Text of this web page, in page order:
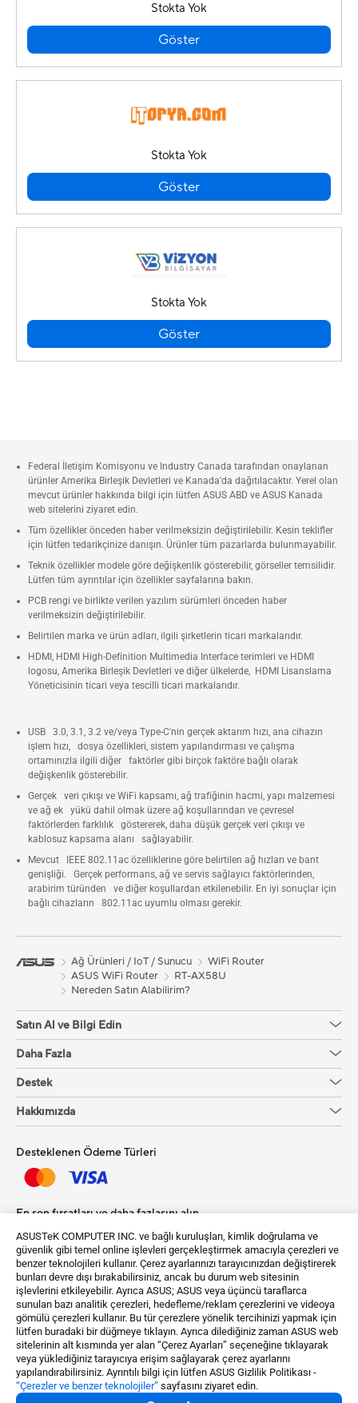
ASUSTeK COMPUTER INC. ve bağlı kuruluşları, kimlik doğrulama ve
güvenlik gibi temel online işlevleri gerçekleştirmek amacıyla çerezleri ve
benzer teknolojileri kullanır. Çerez ayarlarınızı tarayıcınızdan değiştirerek
bunları devre dışı bırakabilirsiniz, ancak bu durum web sitesinin
işlevlerini etkileyebilir. Ayrıca ASUS; ASUS veya üçüncü taraflarca
sunulan bazı analitik çerezleri, hedefleme/reklam çerezlerini ve videoya
gömülü çerezleri kullanır. Bu tür çerezlere yönelik tercihinizi yapmak için
lütfen buradaki bir düğmeye tıklayın. Ayrıca dilediğiniz zaman ASUS web
sitelerinin alt kısmında yer alan “Çerez Ayarları” seçeneğine tıklayarak
veya yüklediğiniz tarayıcıya erişim sağlayarak çerez ayarlarını
yapılandırabilirsiniz. Ayrıntılı bilgi için lütfen ASUS Gizlilik Politikası -
“Çerezler ve benzer teknolojiler” sayfasını ziyaret edin.
Stokta Yok
Göster
Stokta Yok
Göster
Stokta Yok
Göster
Federal İletişim Komisyonu ve Industry Canada tarafından onaylanan
ürünler Amerika Birleşik Devletleri ve Kanada'da dağıtılacaktır. Yerel olan
mevcut ürünler hakkında bilgi için lütfen ASUS ABD ve ASUS Kanada
web sitelerini ziyaret edin.
Tüm özellikler önceden haber verilmeksizin değiştirilebilir. Kesin teklifler
için lütfen tedarikçinize danışın. Ürünler tüm pazarlarda bulunmayabilir.
Teknik özellikler modele göre değişkenlik gösterebilir, görseller temsilidir.
Lütfen tüm ayrıntılar için özellikler sayfalarına bakın.
PCB rengi ve birlikte verilen yazılım sürümleri önceden haber
verilmeksizin değiştirilebilir.
Belirtilen marka ve ürün adları, ilgili şirketlerin ticari markalarıdır.
HDMI, HDMI High-Definition Multimedia Interface terimleri ve HDMI
logosu, Amerika Birleşik Devletleri ve diğer ülkelerde, HDMI Lisanslama
Yöneticisinin ticari veya tescilli ticari markalarıdır.
USB 3.0, 3.1, 3.2 ve/veya Type-C'nin gerçek aktarım hızı, ana cihazın
işlem hızı, dosya özellikleri, sistem yapılandırması ve çalışma
ortamınızla ilgili diğer faktörler gibi birçok faktöre bağlı olarak
değişkenlik gösterebilir.
Gerçek veri çıkışı ve WiFi kapsamı, ağ trafiğinin hacmi, yapı malzemesi
ve ağ ek yükü dahil olmak üzere ağ koşullarından ve çevresel
faktörlerden farklılık göstererek, daha düşük gerçek veri çıkışı ve
kablosuz kapsama alanı sağlayabilir.
Mevcut IEEE 802.11ac özelliklerine göre belirtilen ağ hızları ve bant
genişliği. Gerçek performans, ağ ve servis sağlayıcı faktörlerinden,
arabirim türünden ve diğer koşullardan etkilenebilir. En iyi sonuçlar için
bağlı cihazların 802.11ac uyumlu olması gerekir.
Ağ Ürünleri / IoT / Sunucu
WiFi Router
ASUS WiFi Router
RT-AX58U
Nereden Satın Alabilirim?
Satın Al ve Bilgi Edin
Daha Fazla
Destek
Hakkımızda
Desteklenen Ödeme Türleri
En son fırsatları ve daha fazlasını alın
Kayıt Ol
Türkiye / Türkçe
©ASUSTeK Computer Inc. Bütün Hakları Saklıdır.